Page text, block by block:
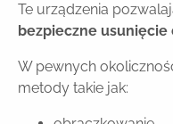
Te urządzenia
bezpieczne usunięcie
W pewnych
metody takie jak: